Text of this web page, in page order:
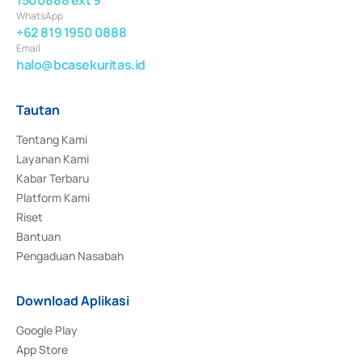
WhatsApp
+62 819 1950 0888
Email
halo@bcasekuritas.id
Tautan
Tentang Kami
Layanan Kami
Kabar Terbaru
Platform Kami
Riset
Bantuan
Pengaduan Nasabah
Download Aplikasi
Google Play
App Store